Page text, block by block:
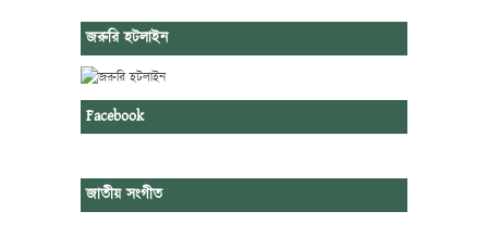
জরুরি হটলাইন
Facebook
জাতীয় সংগীত